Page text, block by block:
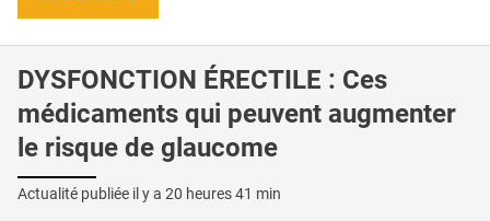
DYSFONCTION ÉRECTILE : Ces
médicaments qui peuvent augmenter
le risque de glaucome
Actualité publiée il y a 20 heures 41 min